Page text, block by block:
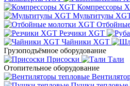
Компрессоры
Мультитулы
Резчики XGT
Чайники XGT
Грузоподъёмное оборудование
Присоски
Тали
Отопительное оборудование